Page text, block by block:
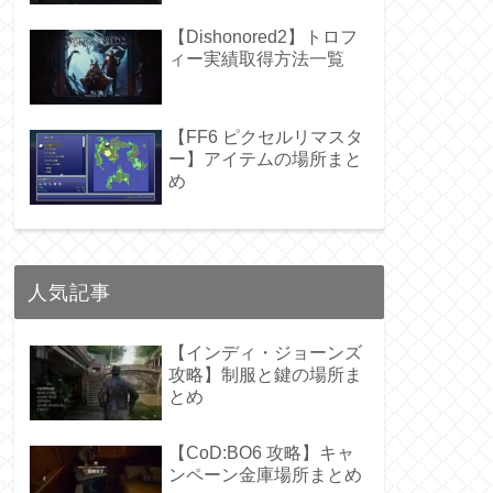
【Dishonored2】トロフ
ィー実績取得方法一覧
【FF6 ピクセルリマスタ
ー】アイテムの場所まと
め
人気記事
【インディ・ジョーンズ
攻略】制服と鍵の場所ま
とめ
【CoD:BO6 攻略】キャ
ンペーン金庫場所まとめ